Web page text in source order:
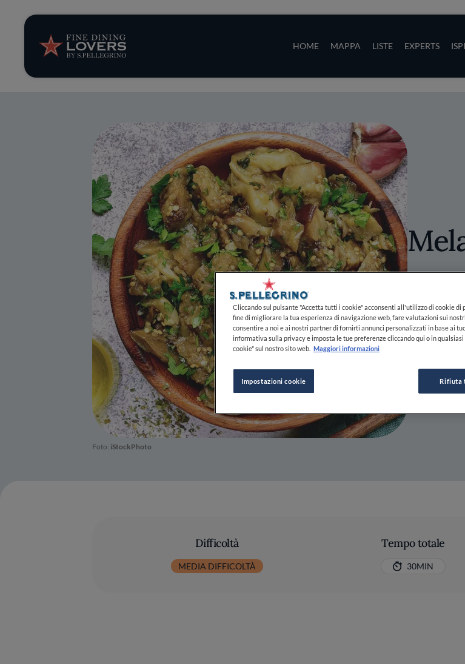
HOME MAPPA LISTE EXPERTS
Storie e tendenze
Ricette
Trucchi e consigli
Serie
Foto: iStockPhoto
26 LUG 2023
Difficoltà
MEDIA DIFFICOLTÀ
Tempo totale
30MIN
Cliccando sul pulsante "Accetta tutti i cookie" acconsenti all'utilizzo di cookie di
fine di migliorare la tua esperienza di navigazione web, fare valutazioni sui
consentire a noi e ai nostri partner di fornirti annunci personalizzati in base ai
informativa sulla privacy e imposta le tue preferenze cliccando qui o in
cookie" sul nostro sito web. Maggiori informazioni
Impostazioni cookie Rifiuta